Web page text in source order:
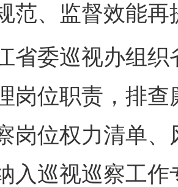
范、监督效能再
委巡视办组织
岗位职责，排
岗位权力清单
入巡视巡察工